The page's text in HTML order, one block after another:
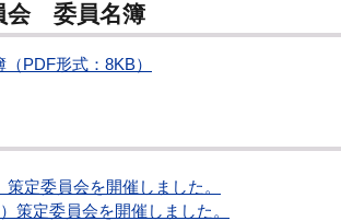
会 委員名簿
PDF形式：8KB）
定委員会を開催しました。
策定委員会を開催しました。